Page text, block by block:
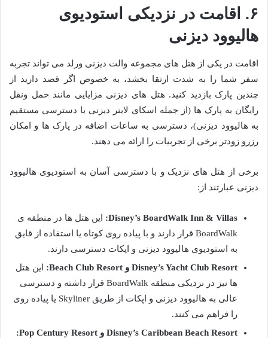
۶. اقامت در نزدیکی استودیوی
هالیوود دیزنی
اقامت در یکی از هتل های مجموعه والت دیزنی ورلد می تواند تجربه
سفر شما را به شدت ارتقا بخشد، به خصوص اگر قصد دارید از
چندین پارک بازدید کنید. هتل های دیزنی مزایایی مانند حمل ونقل
رایگان به پارک ها (از جمله اسکای لاینر دیزنی با دسترسی مستقیم
به هالیوود دیزنی)، دسترسی به ساعات اضافه در پارک ها و امکان
رزرو زودتر برخی از تجربیات را ارائه می دهند.
برخی از هتل های نزدیک و با دسترسی آسان به استودیوی هالیوود
دیزنی عبارتند از:
Disney’s BoardWalk Inn & Villas:
این هتل ها در منطقه ی
BoardWalk قرار دارند و با پیاده روی کوتاه یا استفاده از قایق
به استودیوی هالیوود دیزنی و اپکات دسترسی دارند.
Disney’s Yacht Club Resort و Beach Club Resort:
این هتل
ها نیز در نزدیکی منطقه BoardWalk قرار داشته و دسترسی
عالی به هالیوود دیزنی و اپکات از طریق Skyliner یا پیاده روی
را فراهم می کنند.
Disney’s Caribbean Beach Resort و Pop Century Resort: